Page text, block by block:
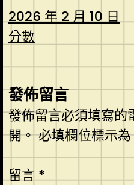
2026 年 2 月 10 日
分數
發佈留言
發佈留言必須填寫的
開。必填欄位標示為
留言*